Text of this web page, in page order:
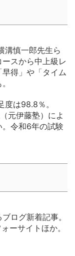
慎一郎先生ら
スから中上級レ
得」や「タイム
は98.8％。
元伊藤塾）によ
令和6年の試験
ログ新着記事。
ーサイトほか。